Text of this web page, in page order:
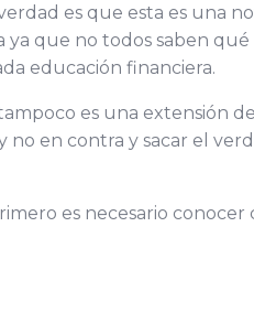
es que esta es una
que no todos saben qué
educación financiera.
es una extensión del
no en contra y sacar el
es necesario conocer